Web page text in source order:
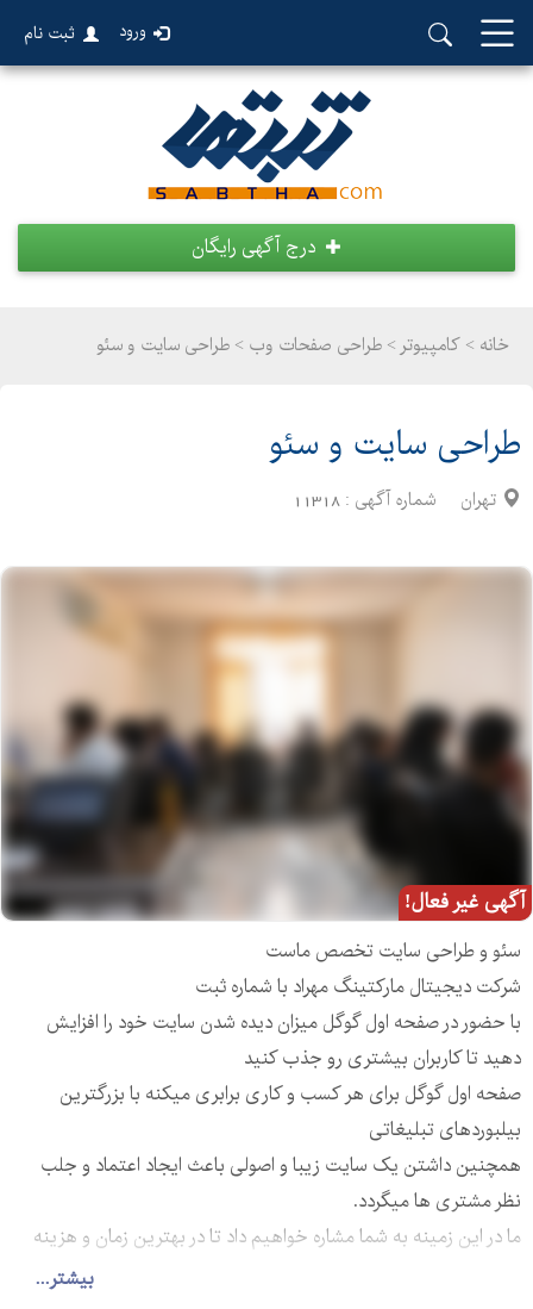
ورود ثبت نام
درج آگهی رایگان
خانه > کامپیوتر > طراحی صفحات وب > طراحی سایت و سئو
طراحی سایت و سئو
تهران شماره آگهی : 11318
آگهی غیر فعال!
بیشتر...
سئو و طراحی سایت تخصص ماست
شرکت دیجیتال مارکتینگ مهراد با شماره ثبت
با حضور در صفحه اول گوگل میزان دیده شدن سایت خود را افزایش
دهید تا کاربران بیشتری رو جذب کنید
صفحه اول گوگل برای هر کسب و کاری برابری میکنه با بزرگترین
بیلبوردهای تبلیغاتی
همچنین داشتن یک سایت زیبا و اصولی باعث ایجاد اعتماد و جلب
نظر مشتری ها میگردد.
ما در این زمینه به شما مشاره خواهیم داد تا در بهترین زمان و هزینه
سایتی مناسب و بهترین جایگاه رو بدست بیارید و به موفقیت